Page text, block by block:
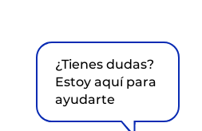
¿Tienes dudas?
Estoy aquí para
ayudarte